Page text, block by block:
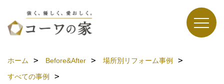
ホーム Before&After
場所別リフォーム事例
すべての事例